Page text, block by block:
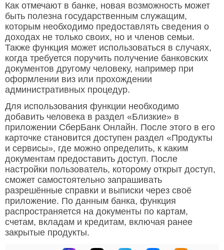
Как отмечают в банке, новая возможность может
быть полезна государственным служащим,
которым необходимо предоставлять сведения о
доходах не только своих, но и членов семьи.
Также функция может использоваться в случаях,
когда требуется поручить получение банковских
документов другому человеку, например при
оформлении виз или прохождении
административных процедур.
Для использования функции необходимо
добавить человека в раздел «Близкие» в
приложении СберБанк Онлайн. После этого в его
карточке становится доступен раздел «Продукты
и сервисы», где можно определить, к каким
документам предоставить доступ. После
настройки пользователь, которому открыт доступ,
сможет самостоятельно запрашивать
разрешённые справки и выписки через своё
приложение. По данным банка, функция
распространяется на документы по картам,
счетам, вкладам и кредитам, включая ранее
закрытые продукты.